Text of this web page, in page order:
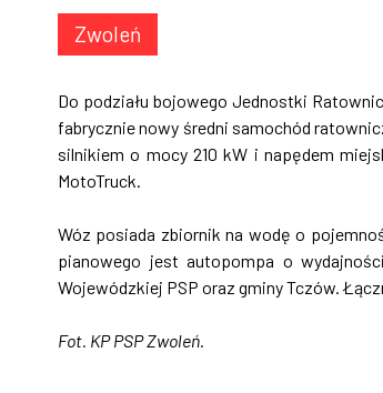
Zwoleń
Do podziału bojowego Jednostki
fabrycznie nowy średni samochód
silnikiem o mocy 210 kW i napędem
MotoTruck.
Wóz posiada zbiornik na wodę o
pianowego jest autopompa o
Wojewódzkiej PSP oraz gminy Tczów.
Fot. KP PSP Zwoleń.